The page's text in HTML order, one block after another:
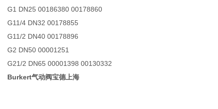
G1 DN25 00186380 00178860
G11/4 DN32 00178855
G11/2 DN40 00178896
G2 DN50 00001251
G21/2 DN65 00001398 00130332
Burkert气动阀宝德上海